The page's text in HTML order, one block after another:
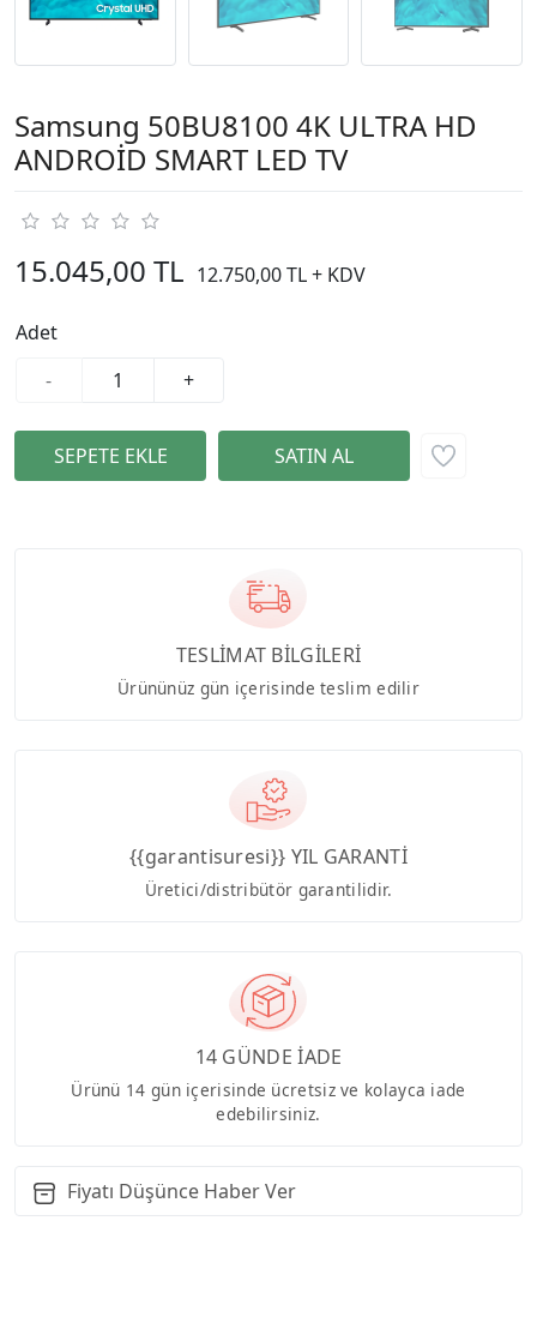
Samsung 50BU8100 4K ULTRA HD
ANDROİD SMART LED TV
15.045,00 TL 12.750,00 TL + KDV
Adet
-
+
TESLİMAT BİLGİLERİ
Ürününüz gün içerisinde teslim edilir
{{garantisuresi}} YIL GARANTİ
Üretici/distribütör garantilidir.
14 GÜNDE İADE
Ürünü 14 gün içerisinde ücretsiz ve kolayca iade
edebilirsiniz.
Fiyatı Düşünce Haber Ver